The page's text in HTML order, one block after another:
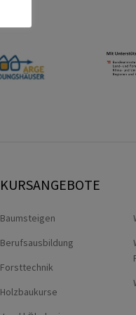
KURSANGEBOTE
Baumsteigen
Berufsausbildung
Forsttechnik
Holzbaukurse